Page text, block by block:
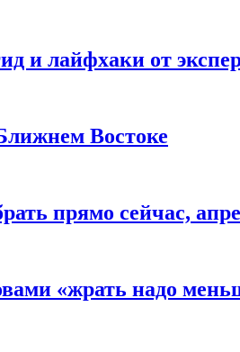
и лайфхаки от
Востоке
прямо сейчас,
«жрать надо